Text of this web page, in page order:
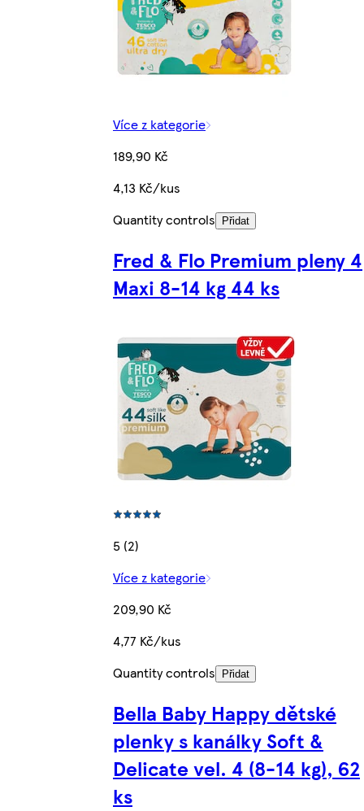
Více z kategorie
189,90 Kč
4,13 Kč/kus
Quantity controls
Přidat
Fred & Flo Premium pleny 4
Maxi 8-14 kg 44 ks
5 (2)
Více z kategorie
209,90 Kč
4,77 Kč/kus
Quantity controls
Přidat
Bella Baby Happy dětské
plenky s kanálky Soft &
Delicate vel. 4 (8-14 kg), 62
ks